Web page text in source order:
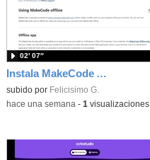
Instala MakeCode Arcade offline para programar grandes juegos sin necesidad de Internet
Contenido educativo.
subido por Felicisimo G.
02′ 07″
-hace una semana - 1 visualizaciones